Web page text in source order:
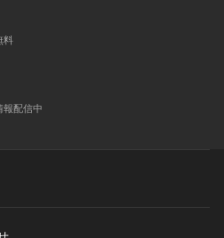
料
報配信中